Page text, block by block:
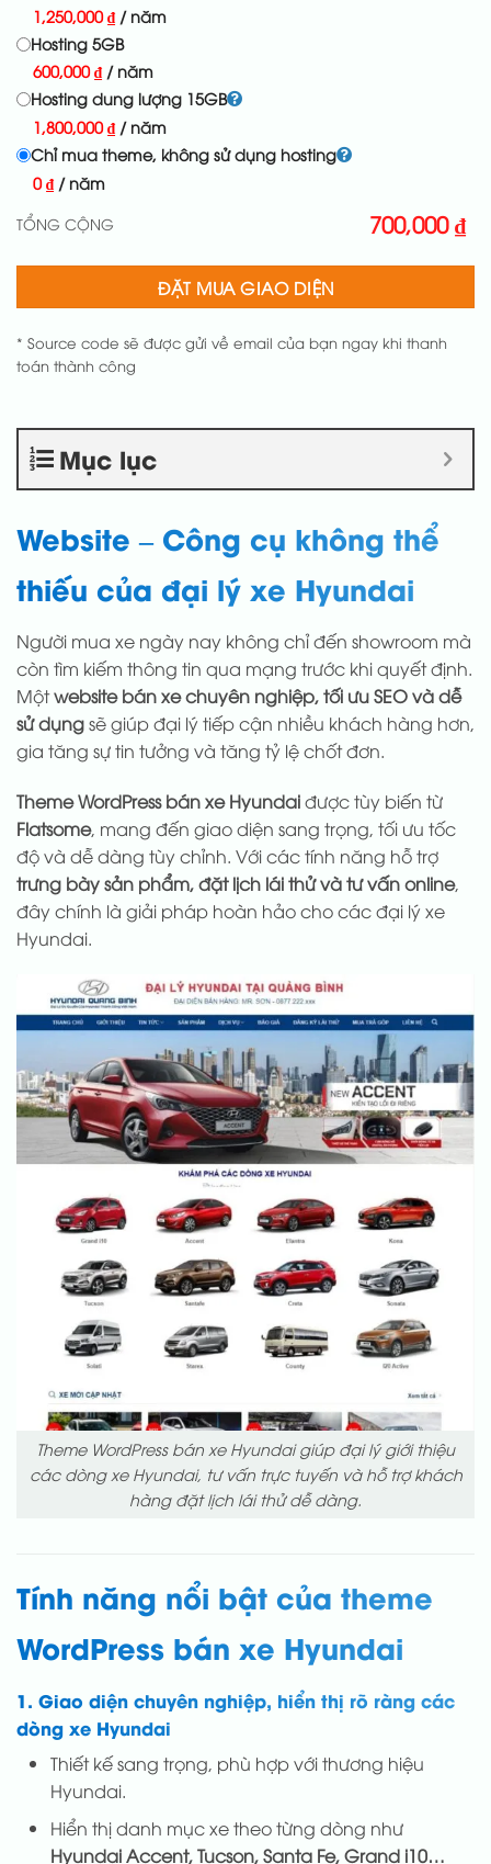
1,250,000₫ / năm
Hosting 5GB
600,000₫ / năm
Hosting dung lượng 15GB
1,800,000₫ / năm
Chỉ mua theme, không sử dụng hosting
0₫ / năm
TỔNG CỘNG
700,000₫
ĐẶT MUA GIAO DIỆN
* Source code sẽ được gửi về email của bạn ngay khi thanh
toán thành công
Mục lục
Website – Công cụ không thể
thiếu của đại lý xe Hyundai
Người mua xe ngày nay không chỉ đến showroom mà
còn tìm kiếm thông tin qua mạng trước khi quyết định.
Mộtwebsite bán xe chuyên nghiệp, tối ưu SEO và dễ
sử dụngsẽ giúp đại lý tiếp cận nhiều khách hàng hơn,
gia tăng sự tin tưởng và tăng tỷ lệ chốt đơn.
Theme WordPress bán xe Hyundaiđược tùy biến từ
Flatsome, mang đến giao diện sang trọng, tối ưu tốc
độ và dễ dàng tùy chỉnh. Với các tính năng hỗ trợ
trưng bày sản phẩm, đặt lịch lái thử và tư vấn online,
đây chính là giải pháp hoàn hảo cho các đại lý xe
Hyundai.
Theme WordPress bán xe Hyundai giúp đại lý giới thiệu
các dòng xe Hyundai, tư vấn trực tuyến và hỗ trợ khách
hàng đặt lịch lái thử dễ dàng.
Tính năng nổi bật của theme
WordPress bán xe Hyundai
1. Giao diện chuyên nghiệp, hiển thị rõ ràng các
dòng xe Hyundai
Thiết kế sang trọng, phù hợp với thương hiệu
Hyundai.
Hiển thị danh mục xe theo từng dòng như
Hyundai Accent, Tucson, Santa Fe, Grand i10…